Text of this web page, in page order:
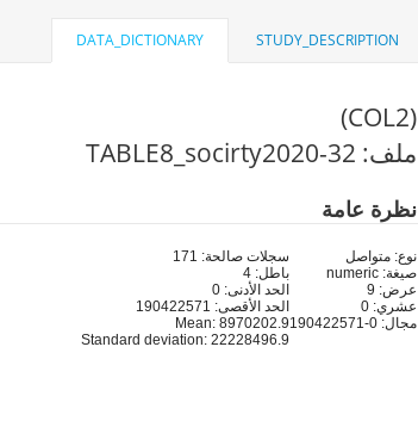
STUDY_DESCRIPTION
DATA_DICTIONARY
(COL2)
ملف: 32-TABLE8_socirty2020
نظرة عامة
نوع: متواصل
صيغة: numeric
عرض: 9
عشري: 0
مجال: 0-190422571
سجلات صالحة: 171
باطل: 4
الحد الأدنى: 0
الحد الأقصى: 190422571
Mean: 8970202.9
Standard deviation: 22228496.9